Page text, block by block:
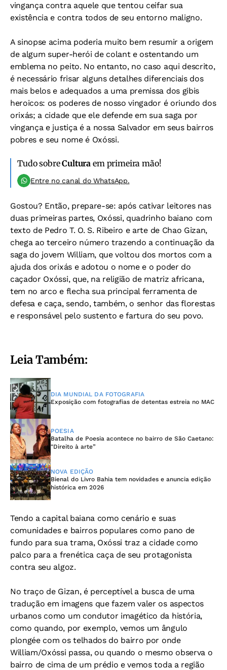
vingança contra aquele que tentou ceifar sua
existência e contra todos de seu entorno maligno.
A sinopse acima poderia muito bem resumir a origem
de algum super-herói de colant e ostentando um
emblema no peito. No entanto, no caso aqui descrito,
é necessário frisar alguns detalhes diferenciais dos
mais belos e adequados a uma premissa dos gibis
heroicos: os poderes de nosso vingador é oriundo dos
orixás; a cidade que ele defende em sua saga por
vingança e justiça é a nossa Salvador em seus bairros
pobres e seu nome é Oxóssi.
Tudo sobreCultura em primeira mão!
Entre no canal do WhatsApp.
Gostou? Então, prepare-se: após cativar leitores nas
duas primeiras partes, Oxóssi, quadrinho baiano com
texto de Pedro T. O. S. Ribeiro e arte de Chao Gizan,
chega ao terceiro número trazendo a continuação da
saga do jovem William, que voltou dos mortos com a
ajuda dos orixás e adotou o nome e o poder do
caçador Oxóssi, que, na religião de matriz africana,
tem no arco e flecha sua principal ferramenta de
defesa e caça, sendo, também, o senhor das florestas
e responsável pelo sustento e fartura do seu povo.
Leia Também:
DIA MUNDIAL DA FOTOGRAFIA
Exposição com fotografias de detentas estreia no MAC
POESIA
Batalha de Poesia acontece no bairro de São Caetano:
"Direito à arte”
NOVA EDIÇÃO
Bienal do Livro Bahia tem novidades e anuncia edição
histórica em 2026
Tendo a capital baiana como cenário e suas
comunidades e bairros populares como pano de
fundo para sua trama, Oxóssi traz a cidade como
palco para a frenética caça de seu protagonista
contra seu algoz.
No traço de Gizan, é perceptível a busca de uma
tradução em imagens que fazem valer os aspectos
urbanos como um condutor imagético da história,
como quando, por exemplo, vemos um ângulo
plongée com os telhados do bairro por onde
William/Oxóssi passa, ou quando o mesmo observa o
bairro de cima de um prédio e vemos toda a região